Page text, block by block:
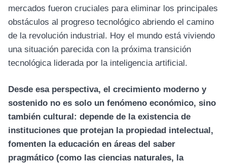
mercados fueron cruciales para eliminar los principales
obstáculos al progreso tecnológico abriendo el camino
de la revolución industrial. Hoy el mundo está viviendo
una situación parecida con la próxima transición
tecnológica liderada por la inteligencia artificial.
Desde esa perspectiva, el crecimiento moderno y
sostenido no es solo un fenómeno económico, sino
también cultural: depende de la existencia de
instituciones que protejan la propiedad intelectual,
fomenten la educación en áreas del saber
pragmático (como las ciencias naturales, la